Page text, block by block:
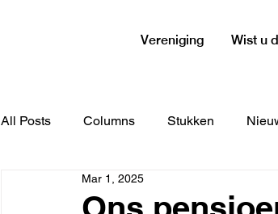
Vereniging Wist u
All Posts Columns Stukken
Mar 1, 2025